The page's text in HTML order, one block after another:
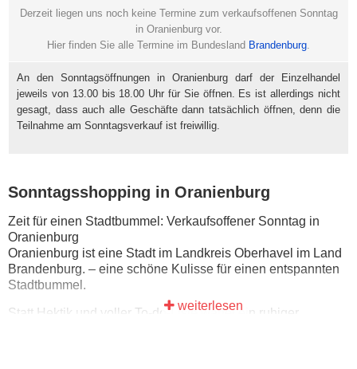
Derzeit liegen uns noch keine Termine zum verkaufsoffenen Sonntag
in Oranienburg vor.
Hier finden Sie alle Termine im Bundesland Brandenburg.
An den Sonntagsöffnungen in Oranienburg darf der Einzelhandel
jeweils von 13.00 bis 18.00 Uhr für Sie öffnen. Es ist allerdings nicht
gesagt, dass auch alle Geschäfte dann tatsächlich öffnen, denn die
Teilnahme am Sonntagsverkauf ist freiwillig.
Sonntagsshopping in Oranienburg
Zeit für einen Stadtbummel: Verkaufsoffener Sonntag in
Oranienburg
Oranienburg ist eine Stadt im Landkreis Oberhavel im Land
Brandenburg. – eine schöne Kulisse für einen entspannten
Stadtbummel.
Statt Hektik und voller To-do-Liste wartet ein ruhiger
weiterlesen